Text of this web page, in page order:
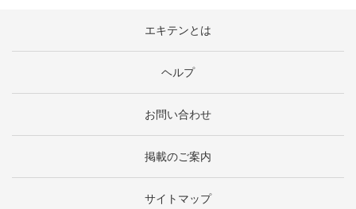
エキテンとは
ヘルプ
お問い合わせ
掲載のご案内
サイトマップ